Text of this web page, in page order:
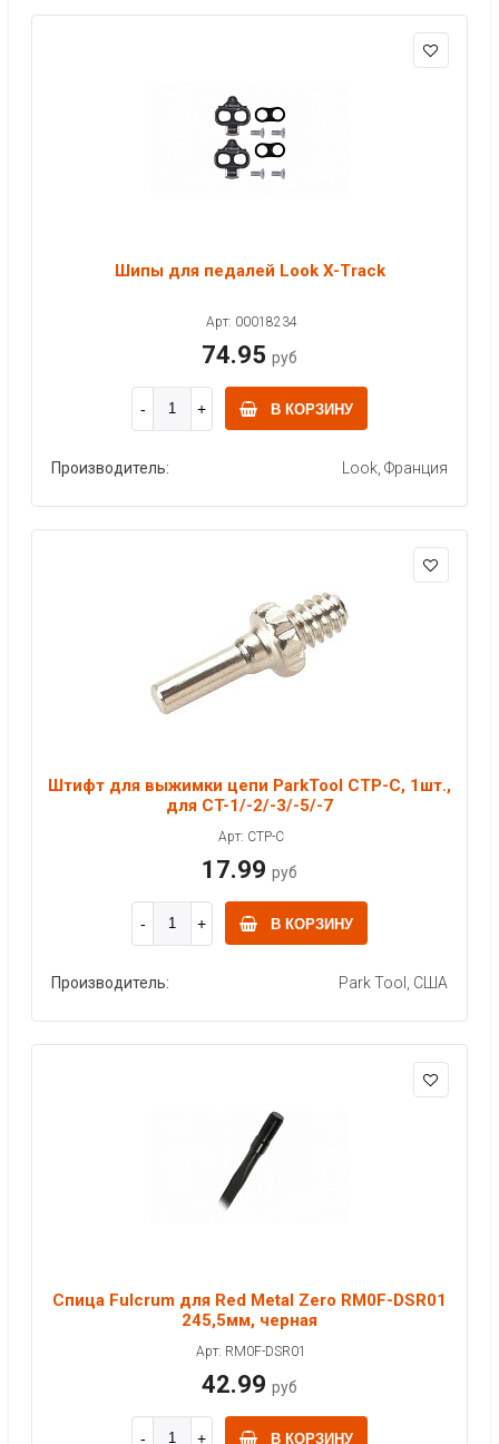
Шипы для педалей Look X-Track
Арт: 00018234
74.95 руб
В КОРЗИНУ
Производитель: Look, Франция
Штифт для выжимки цепи ParkTool CTP-C, 1шт.,
для CT-1/-2/-3/-5/-7
Арт: CTP-C
17.99 руб
В КОРЗИНУ
Производитель: Park Tool, США
Спица Fulcrum для Red Metal Zero RM0F-DSR01
245,5мм, черная
Арт: RM0F-DSR01
42.99 руб
В КОРЗИНУ